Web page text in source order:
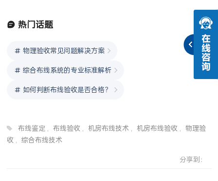
热门话题
物理验收常见问题解决方案
综合布线系统的专业标准解析
如何判断布线验收是否合格？
布线鉴定 , 布线验收, 机房布线技术, 机房布线验收, 物理验
收, 综合布线技术
分享到：